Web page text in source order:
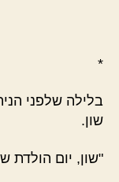
*
בלילה שלפני
שון.
"שון, יום